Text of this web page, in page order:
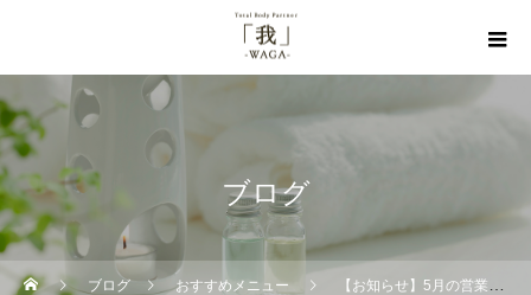
ブログ
ブログ おすすめメニュー 【お知らせ】5月の営業日☆彡